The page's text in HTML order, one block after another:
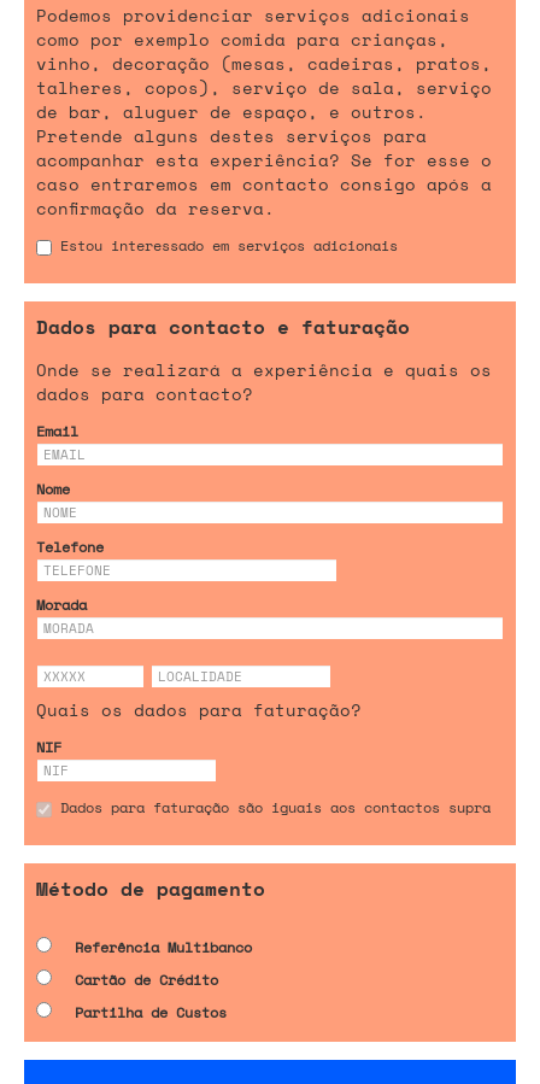
Podemos providenciar serviços adicionais
como por exemplo comida para crianças,
vinho, decoração (mesas, cadeiras, pratos,
talheres, copos), serviço de sala, serviço
de bar, aluguer de espaço, e outros.
Pretende alguns destes serviços para
acompanhar esta experiência? Se for esse o
caso entraremos em contacto consigo após a
confirmação da reserva.
Estou interessado em serviços adicionais
Dados para contacto e faturação
Onde se realizará a experiência e quais os
dados para contacto?
Email
Nome
Telefone
Morada
Quais os dados para faturação?
NIF
Dados para faturação são iguais aos contactos supra
Método de pagamento
Referência Multibanco
Cartão de Crédito
Partilha de Custos